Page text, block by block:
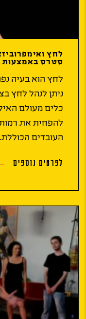
לחץ
סטרס באמצעות
לחץ הוא בעיה
ניתן לנהל לחץ
כלים מעולם
להפחית את
העובדים הכוללת.
לפרטים נוספים